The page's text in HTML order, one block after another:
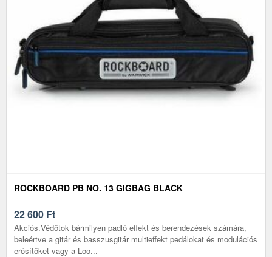
ROCKBOARD PB NO. 13 GIGBAG BLACK
22 600 Ft
Akciós.Védőtok bármilyen padló effekt és berendezések számára,
beleértve a gitár és basszusgitár multieffekt pedálokat és modulációs
erősítőket vagy a Loo...